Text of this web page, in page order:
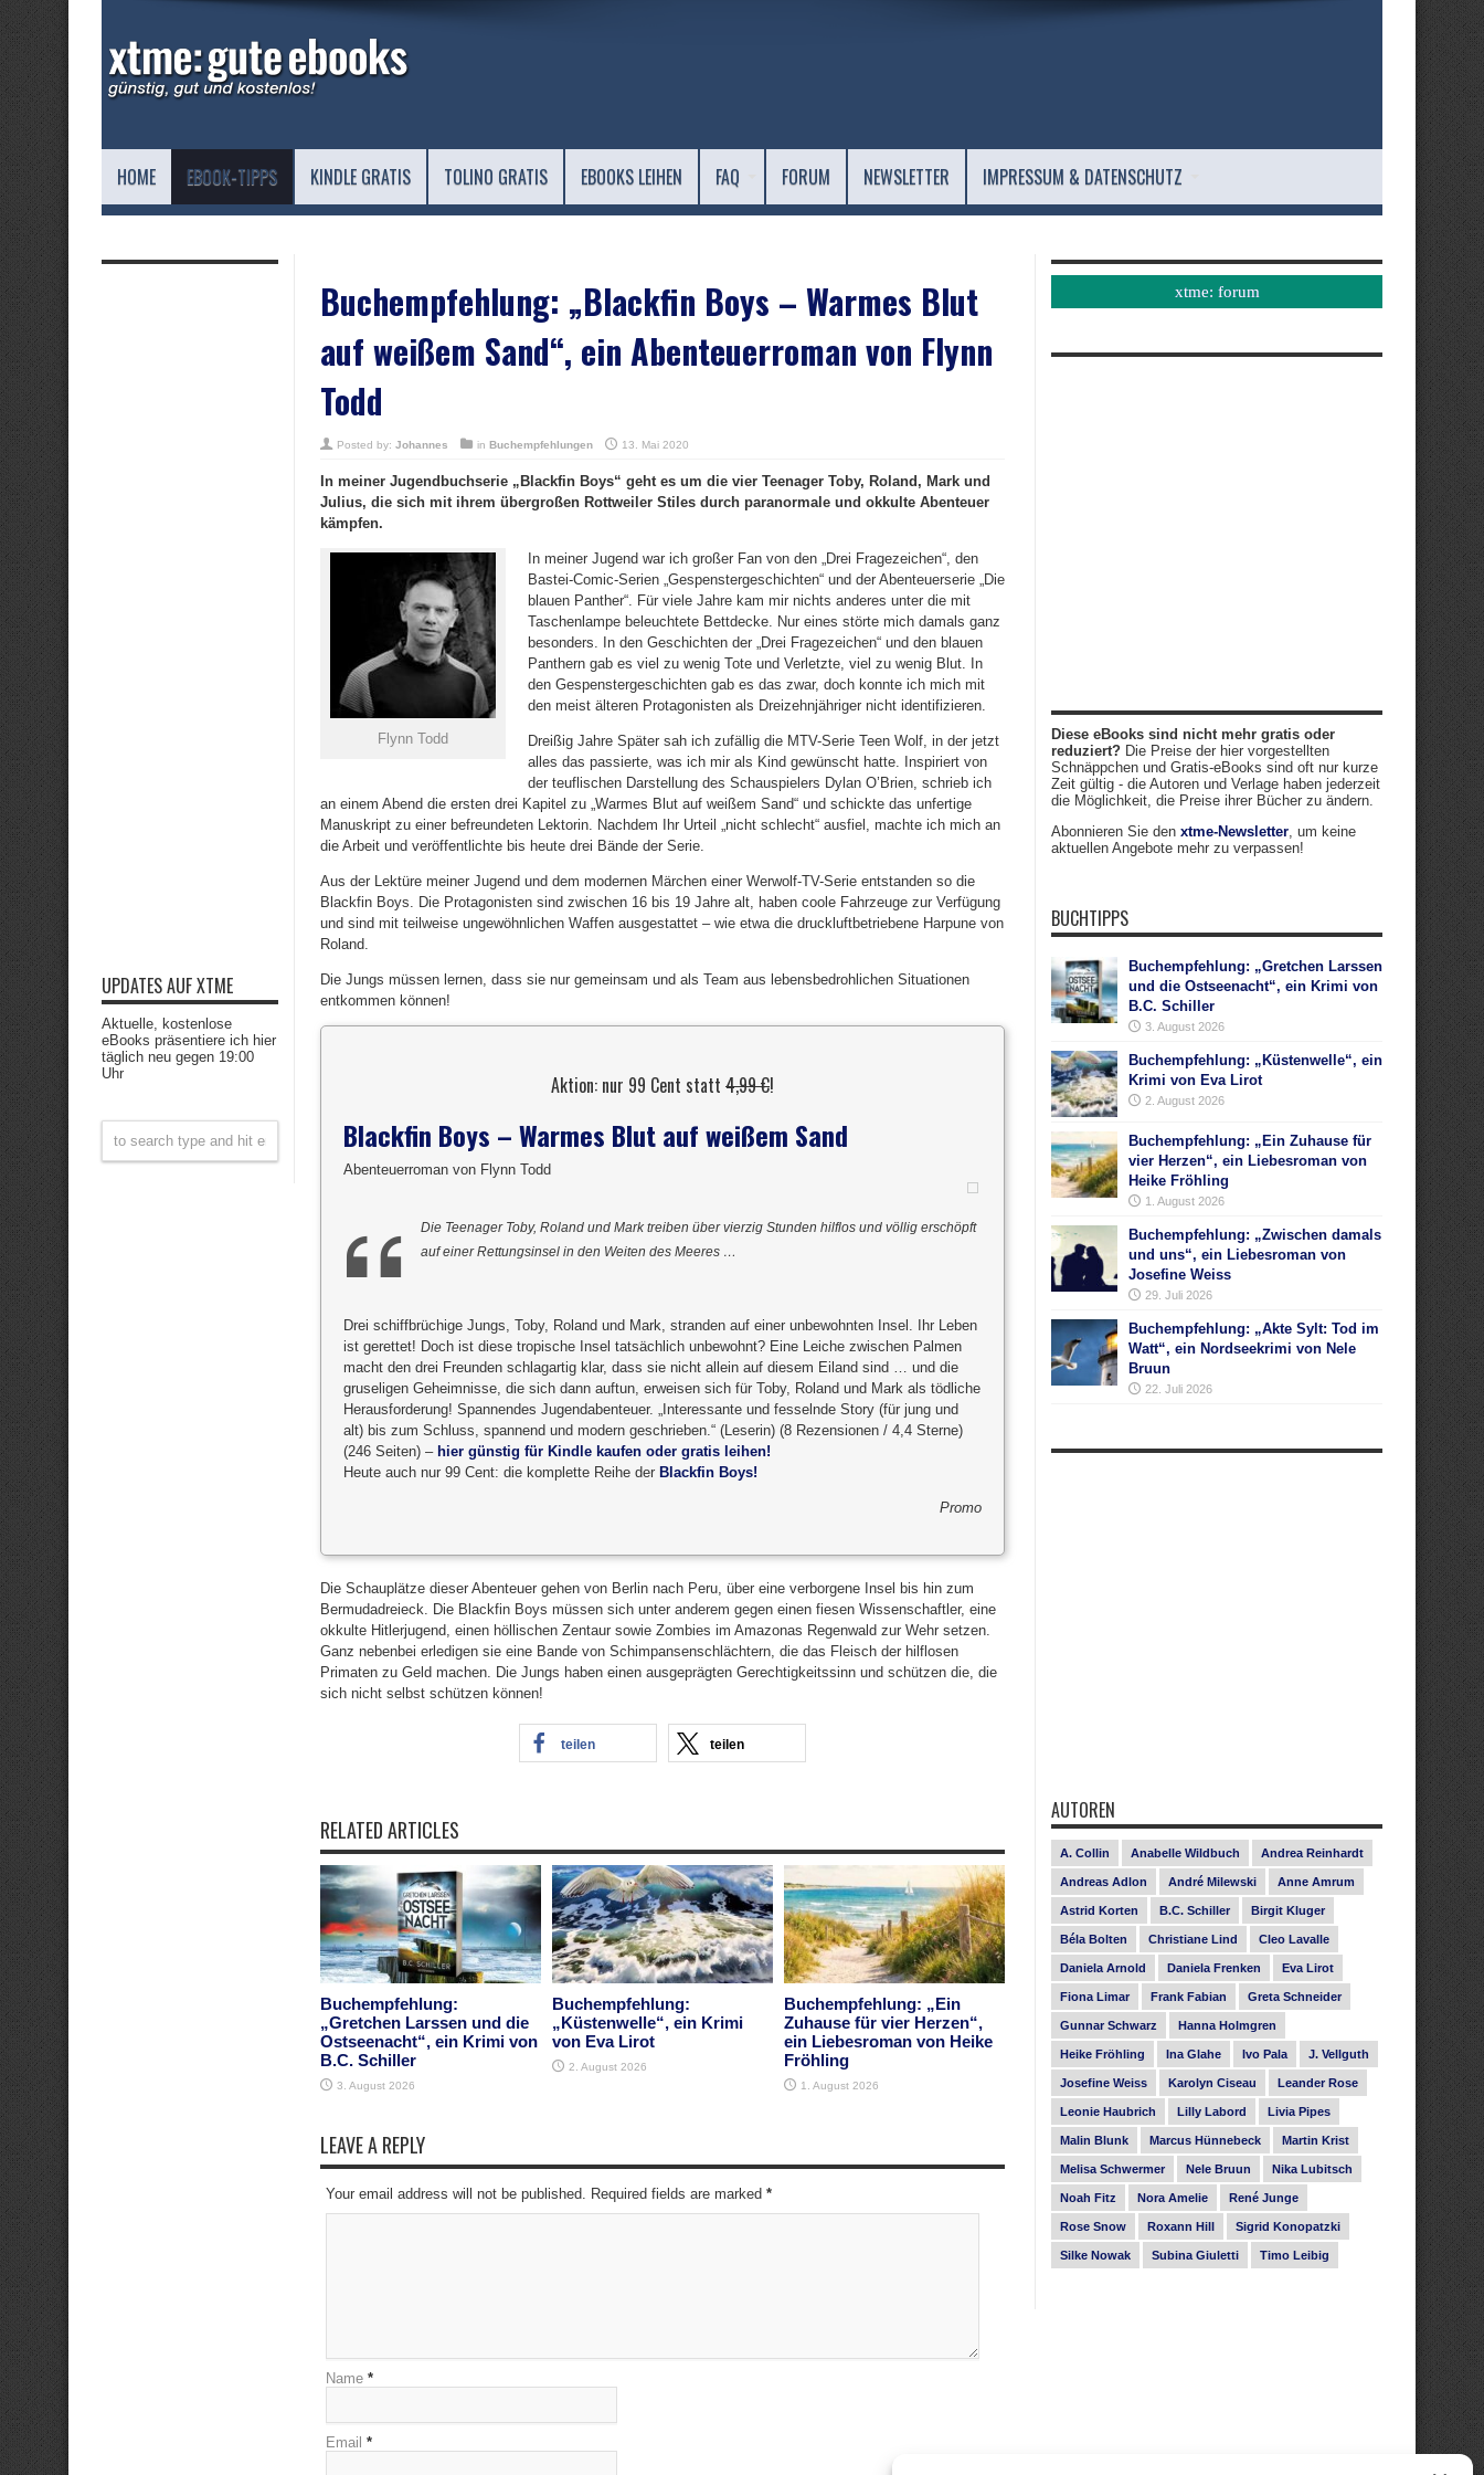
HOME EBOOK-TIPPS KINDLE GRATIS TOLINO GRATIS EBOOKS LEIHEN FAQ FORUM NEWSLETTER IMPRESSUM & DATENSCHUTZ
Buchempfehlung: „Blackfin Boys – Warmes Blut
auf weißem Sand“, ein Abenteuerroman von Flynn
Todd
Posted by: Johannes in Buchempfehlungen 13. Mai 2020
In meiner Jugendbuchserie „Blackfin Boys“ geht es um die vier Teenager Toby, Roland, Mark und
Julius, die sich mit ihrem übergroßen Rottweiler Stiles durch paranormale und okkulte Abenteuer
kämpfen.
Flynn Todd
In meiner Jugend war ich großer Fan von den „Drei Fragezeichen“, den
Bastei-Comic-Serien „Gespenstergeschichten“ und der Abenteuerserie „Die
blauen Panther“. Für viele Jahre kam mir nichts anderes unter die mit
Taschenlampe beleuchtete Bettdecke. Nur eines störte mich damals ganz
besonders. In den Geschichten der „Drei Fragezeichen“ und den blauen
Panthern gab es viel zu wenig Tote und Verletzte, viel zu wenig Blut. In
den Gespenstergeschichten gab es das zwar, doch konnte ich mich mit
den meist älteren Protagonisten als Dreizehnjähriger nicht identifizieren.
Dreißig Jahre Später sah ich zufällig die MTV-Serie Teen Wolf, in der jetzt
alles das passierte, was ich mir als Kind gewünscht hatte. Inspiriert von
der teuflischen Darstellung des Schauspielers Dylan O’Brien, schrieb ich
an einem Abend die ersten drei Kapitel zu „Warmes Blut auf weißem Sand“ und schickte das unfertige
Manuskript zu einer befreundeten Lektorin. Nachdem Ihr Urteil „nicht schlecht“ ausfiel, machte ich mich an
die Arbeit und veröffentlichte bis heute drei Bände der Serie.
Aus der Lektüre meiner Jugend und dem modernen Märchen einer Werwolf-TV-Serie entstanden so die
Blackfin Boys. Die Protagonisten sind zwischen 16 bis 19 Jahre alt, haben coole Fahrzeuge zur Verfügung
und sind mit teilweise ungewöhnlichen Waffen ausgestattet – wie etwa die druckluftbetriebene Harpune von
Roland.
Die Jungs müssen lernen, dass sie nur gemeinsam und als Team aus lebensbedrohlichen Situationen
entkommen können!
Aktion: nur 99 Cent statt 4,99 €!
Blackfin Boys – Warmes Blut auf weißem Sand
Abenteuerroman von Flynn Todd
Die Teenager Toby, Roland und Mark treiben über vierzig Stunden hilflos und völlig erschöpft
auf einer Rettungsinsel in den Weiten des Meeres …
Drei schiffbrüchige Jungs, Toby, Roland und Mark, stranden auf einer unbewohnten Insel. Ihr Leben
ist gerettet! Doch ist diese tropische Insel tatsächlich unbewohnt? Eine Leiche zwischen Palmen
macht den drei Freunden schlagartig klar, dass sie nicht allein auf diesem Eiland sind … und die
gruseligen Geheimnisse, die sich dann auftun, erweisen sich für Toby, Roland und Mark als tödliche
Herausforderung! Spannendes Jugendabenteuer. „Interessante und fesselnde Story (für jung und
alt) bis zum Schluss, spannend und modern geschrieben.“ (Leserin) (8 Rezensionen / 4,4 Sterne)
(246 Seiten) – hier günstig für Kindle kaufen oder gratis leihen!
Heute auch nur 99 Cent: die komplette Reihe der Blackfin Boys!
Promo
Die Schauplätze dieser Abenteuer gehen von Berlin nach Peru, über eine verborgene Insel bis hin zum
Bermudadreieck. Die Blackfin Boys müssen sich unter anderem gegen einen fiesen Wissenschaftler, eine
okkulte Hitlerjugend, einen höllischen Zentaur sowie Zombies im Amazonas Regenwald zur Wehr setzen.
Ganz nebenbei erledigen sie eine Bande von Schimpansenschlächtern, die das Fleisch der hilflosen
Primaten zu Geld machen. Die Jungs haben einen ausgeprägten Gerechtigkeitssinn und schützen die, die
sich nicht selbst schützen können!
teilen teilen
RELATED ARTICLES
Buchempfehlung:
„Gretchen Larssen und die
Ostseenacht“, ein Krimi von
B.C. Schiller
3. August 2026
Buchempfehlung:
„Küstenwelle“, ein Krimi
von Eva Lirot
2. August 2026
Buchempfehlung: „Ein
Zuhause für vier Herzen“,
ein Liebesroman von Heike
Fröhling
1. August 2026
LEAVE A REPLY
Your email address will not be published. Required fields are marked *
Name *
Email *
UPDATES AUF XTME
Aktuelle, kostenlose
eBooks präsentiere ich hier
täglich neu gegen 19:00
Uhr
xtme: forum
Diese eBooks sind nicht mehr gratis oder
reduziert? Die Preise der hier vorgestellten
Schnäppchen und Gratis-eBooks sind oft nur kurze
Zeit gültig - die Autoren und Verlage haben jederzeit
die Möglichkeit, die Preise ihrer Bücher zu ändern.
Abonnieren Sie den xtme-Newsletter, um keine
aktuellen Angebote mehr zu verpassen!
BUCHTIPPS
Buchempfehlung: „Gretchen Larssen
und die Ostseenacht“, ein Krimi von
B.C. Schiller
3. August 2026
Buchempfehlung: „Küstenwelle“, ein
Krimi von Eva Lirot
2. August 2026
Buchempfehlung: „Ein Zuhause für
vier Herzen“, ein Liebesroman von
Heike Fröhling
1. August 2026
Buchempfehlung: „Zwischen damals
und uns“, ein Liebesroman von
Josefine Weiss
29. Juli 2026
Buchempfehlung: „Akte Sylt: Tod im
Watt“, ein Nordseekrimi von Nele
Bruun
22. Juli 2026
AUTOREN
A. Collin Anabelle Wildbuch Andrea Reinhardt
Andreas Adlon André Milewski Anne Amrum
Astrid Korten B.C. Schiller Birgit Kluger
Béla Bolten Christiane Lind Cleo Lavalle
Daniela Arnold Daniela Frenken Eva Lirot
Fiona Limar Frank Fabian Greta Schneider
Gunnar Schwarz Hanna Holmgren
Heike Fröhling Ina Glahe Ivo Pala J. Vellguth
Josefine Weiss Karolyn Ciseau Leander Rose
Leonie Haubrich Lilly Labord Livia Pipes
Malin Blunk Marcus Hünnebeck Martin Krist
Melisa Schwermer Nele Bruun Nika Lubitsch
Noah Fitz Nora Amelie René Junge
Rose Snow Roxann Hill Sigrid Konopatzki
Silke Nowak Subina Giuletti Timo Leibig